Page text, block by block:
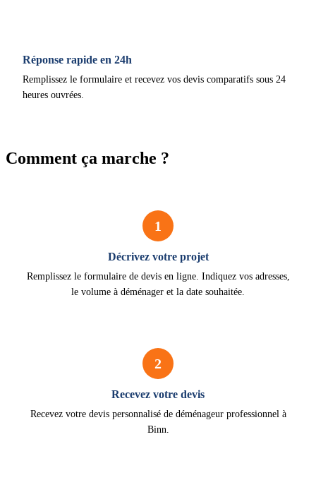
Réponse rapide en 24h
Remplissez le formulaire et recevez vos devis comparatifs sous 24
heures ouvrées.
Comment ça marche ?
1
Décrivez votre projet
Remplissez le formulaire de devis en ligne. Indiquez vos adresses,
le volume à déménager et la date souhaitée.
2
Recevez votre devis
Recevez votre devis personnalisé de déménageur professionnel à
Binn.